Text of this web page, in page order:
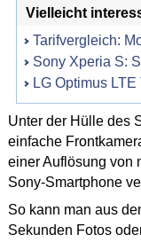
Vielleicht
Tarifvergleich:
Sony Xperia S:
LG Optimus
Unter der Hülle des
einfache
einer Auflösung von
Sony-Smartphone
So kann man aus
Sekunden Fotos